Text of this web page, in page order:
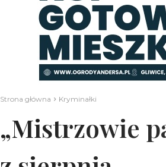
Strona główna Kryminałki
„Mistrzowie